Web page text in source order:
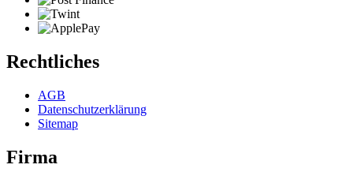
Rechtliches
AGB
Datenschutzerklärung
Sitemap
Firma